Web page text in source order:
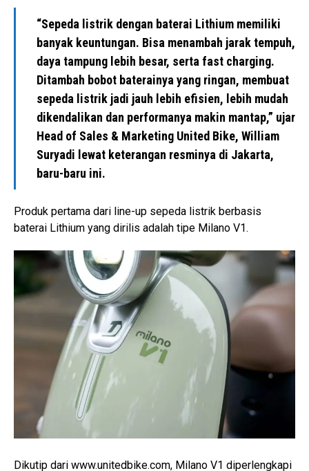
“Sepeda listrik dengan baterai Lithium memiliki
banyak keuntungan. Bisa menambah jarak tempuh,
daya tampung lebih besar, serta fast charging.
Ditambah bobot baterainya yang ringan, membuat
sepeda listrik jadi jauh lebih efisien, lebih mudah
dikendalikan dan performanya makin mantap,” ujar
Head of Sales & Marketing United Bike, William
Suryadi lewat keterangan resminya di Jakarta,
baru-baru ini.
Produk pertama dari line-up sepeda listrik berbasis
baterai Lithium yang dirilis adalah tipe Milano V1.
Dikutip dari www.unitedbike.com, Milano V1 diperlengkapi